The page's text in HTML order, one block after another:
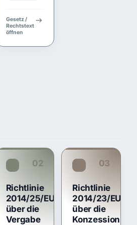
Gesetz /
Rechtstext
öffnen
02
Richtlinie
2014/25/EU
über die
Vergabe
03
Richtlinie
2014/23/EU
über die